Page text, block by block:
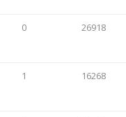
0 26918
1 16268